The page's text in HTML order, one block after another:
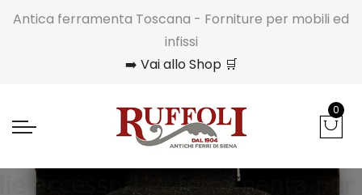
Antica ferramenta Toscana - Forniture per mobili ed
infissi
➡️ Vai allo Shop 🛒
0